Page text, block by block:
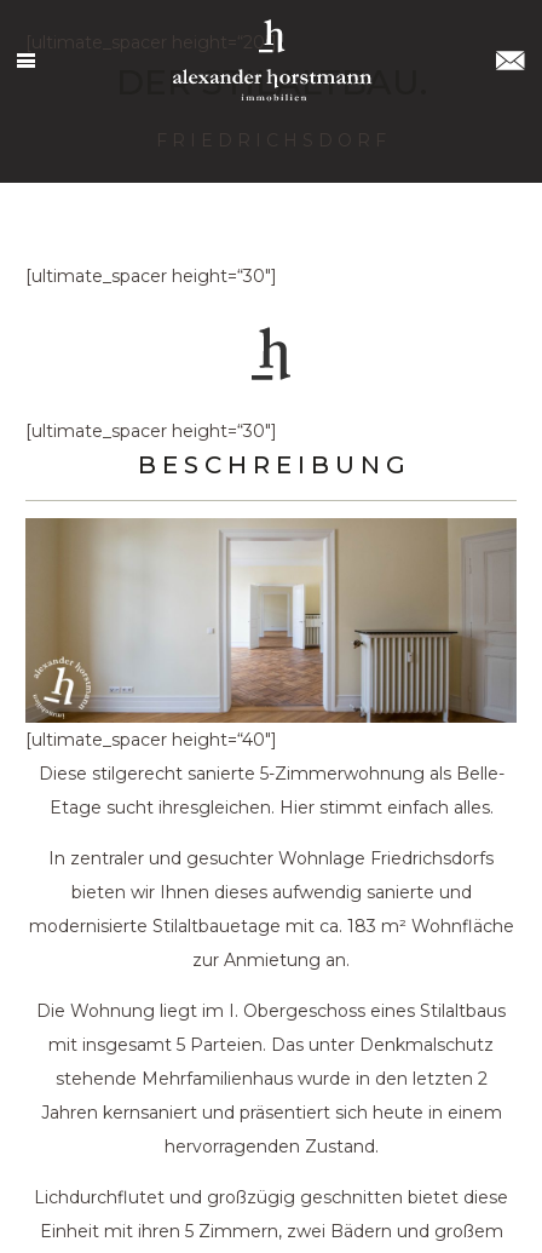
[ultimate_spacer height=“20″]
DER STILALTBAU.
F R I E D R I C H S D O R F
[ultimate_spacer height=“30″]
[ultimate_spacer height=“30″]
B E S C H R E I B U N G
[ultimate_spacer height=“40″]
Diese stilgerecht sanierte 5-Zimmerwohnung als Belle-
Etage sucht ihresgleichen. Hier stimmt einfach alles.
In zentraler und gesuchter Wohnlage Friedrichsdorfs
bieten wir Ihnen dieses aufwendig sanierte und
modernisierte Stilaltbauetage mit ca. 183 m² Wohnfläche
zur Anmietung an.
Die Wohnung liegt im I. Obergeschoss eines Stilaltbaus
mit insgesamt 5 Parteien. Das unter Denkmalschutz
stehende Mehrfamilienhaus wurde in den letzten 2
Jahren kernsaniert und präsentiert sich heute in einem
hervorragenden Zustand.
Lichdurchflutet und großzügig geschnitten bietet diese
Einheit mit ihren 5 Zimmern, zwei Bädern und großem